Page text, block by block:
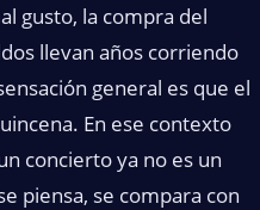
gusto, la compra del
llevan años corriendo
general es que el
En ese contexto
concierto ya no es un
piensa, se compara con